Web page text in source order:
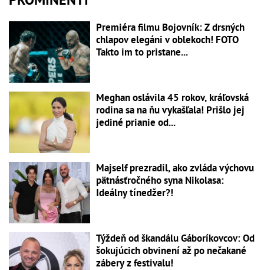
Premiéra filmu Bojovník: Z drsných
chlapov elegáni v oblekoch! FOTO
Takto im to pristane...
Meghan oslávila 45 rokov, kráľovská
rodina sa na ňu vykašľala! Prišlo jej
jediné prianie od...
Majself prezradil, ako zvláda výchovu
pätnásťročného syna Nikolasa:
Ideálny tínedžer?!
Týždeň od škandálu Gáboríkovcov: Od
šokujúcich obvinení až po nečakané
zábery z festivalu!